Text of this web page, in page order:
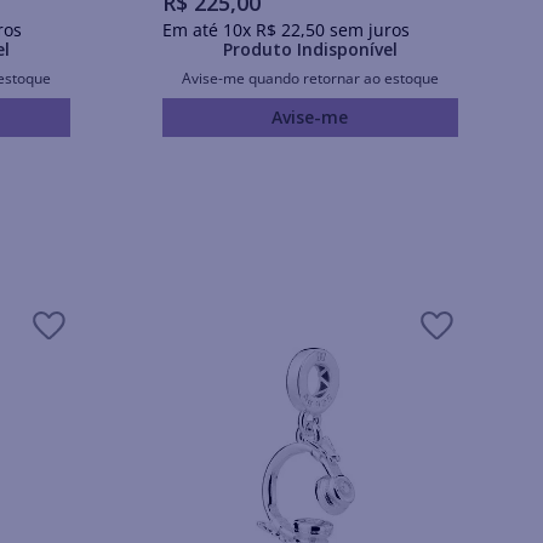
Em até 10x R$ 22,50sem juros
Produto Indisponível
Avise-me quando retornar ao estoque
Avise-me